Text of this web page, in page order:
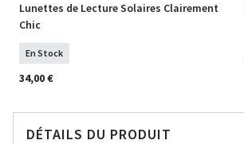
Lunettes de Lecture Solaires Clairement
Chic
En Stock
34,00 €
DÉTAILS DU PRODUIT